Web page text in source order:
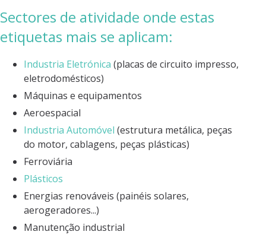
Sectores de atividade onde estas
etiquetas mais se aplicam:
Industria Eletrónica (placas de circuito impresso,
eletrodomésticos)
Máquinas e equipamentos
Aeroespacial
Industria Automóvel (estrutura metálica, peças
do motor, cablagens, peças plásticas)
Ferroviária
Plásticos
Energias renováveis (painéis solares,
aerogeradores...)
Manutenção industrial